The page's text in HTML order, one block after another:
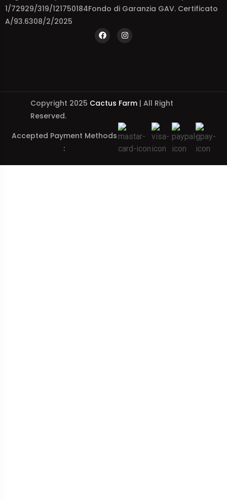
1/72929/319/121750184Fondo di Garanzia GAV. Certificato
A/93.6308/2/2025
Copyright 2025 Cactus Farm| All Right
Reserved.
Accepted Payment Methods
: